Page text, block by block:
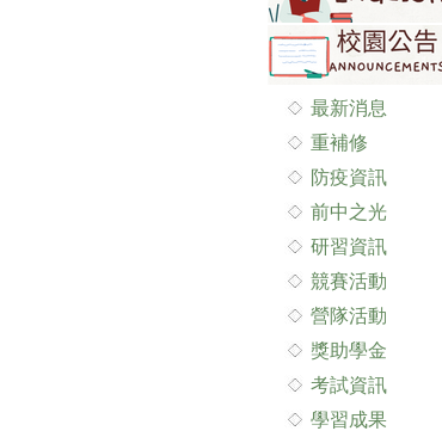
最新消息
重補修
防疫資訊
前中之光
研習資訊
競賽活動
營隊活動
獎助學金
考試資訊
學習成果